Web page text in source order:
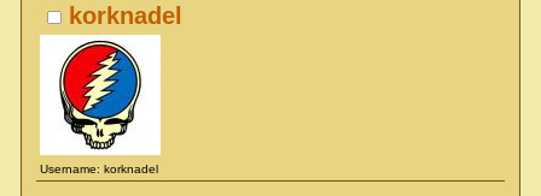
korknadel
Username: korknadel